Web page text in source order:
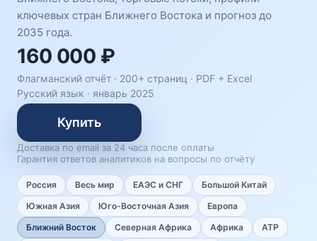
ключевых стран Ближнего Востока и прогноз до
2035 года.
160 000 ₽
Флагманский отчёт · 200+ страниц · PDF + Excel
Русский язык · январь 2025
Купить
Доставка по email за 24 часа после оплаты
Гарантия ответов аналитиков на вопросы по отчёту
Россия Весь мир ЕАЭС и СНГ
Большой Китай
Южная Азия
Юго-Восточная Азия
Европа
Ближний Восток
Северная Африка Африка
АТР